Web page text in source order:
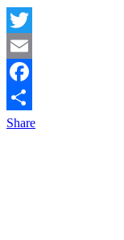
Twitter
Email
Facebook
Share